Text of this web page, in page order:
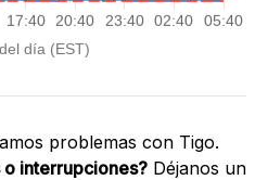
problemas con Tigo.
interrupciones? Déjanos un